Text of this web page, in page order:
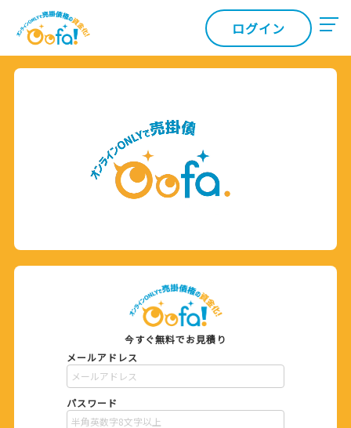
ログイン
今すぐ無料でお見積り
メールアドレス
パスワード